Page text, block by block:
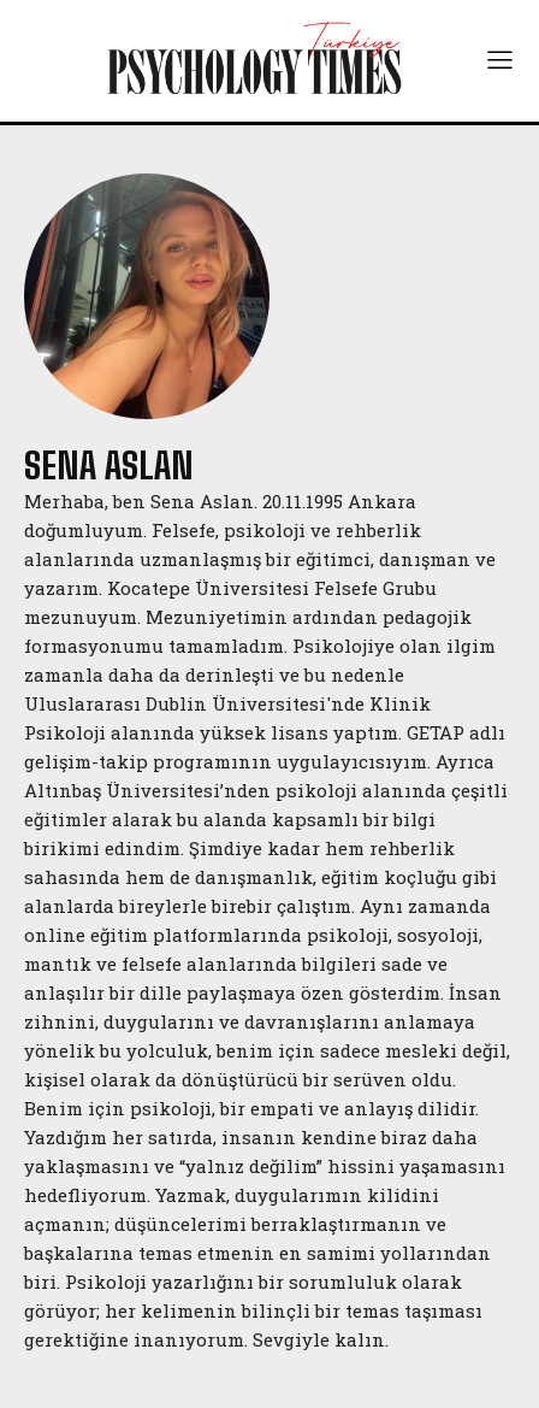
SENA ASLAN
Merhaba, ben Sena Aslan. 20.11.1995 Ankara
doğumluyum. Felsefe, psikoloji ve rehberlik
alanlarında uzmanlaşmış bir eğitimci, danışman ve
yazarım. Kocatepe Üniversitesi Felsefe Grubu
mezunuyum. Mezuniyetimin ardından pedagojik
formasyonumu tamamladım. Psikolojiye olan ilgim
zamanla daha da derinleşti ve bu nedenle
Uluslararası Dublin Üniversitesi'nde Klinik
Psikoloji alanında yüksek lisans yaptım. GETAP adlı
gelişim-takip programının uygulayıcısıyım. Ayrıca
Altınbaş Üniversitesi’nden psikoloji alanında çeşitli
eğitimler alarak bu alanda kapsamlı bir bilgi
birikimi edindim. Şimdiye kadar hem rehberlik
sahasında hem de danışmanlık, eğitim koçluğu gibi
alanlarda bireylerle birebir çalıştım. Aynı zamanda
online eğitim platformlarında psikoloji, sosyoloji,
mantık ve felsefe alanlarında bilgileri sade ve
anlaşılır bir dille paylaşmaya özen gösterdim. İnsan
zihnini, duygularını ve davranışlarını anlamaya
yönelik bu yolculuk, benim için sadece mesleki değil,
kişisel olarak da dönüştürücü bir serüven oldu.
Benim için psikoloji, bir empati ve anlayış dilidir.
Yazdığım her satırda, insanın kendine biraz daha
yaklaşmasını ve “yalnız değilim” hissini yaşamasını
hedefliyorum. Yazmak, duygularımın kilidini
açmanın; düşüncelerimi berraklaştırmanın ve
başkalarına temas etmenin en samimi yollarından
biri. Psikoloji yazarlığını bir sorumluluk olarak
görüyor; her kelimenin bilinçli bir temas taşıması
gerektiğine inanıyorum. Sevgiyle kalın.